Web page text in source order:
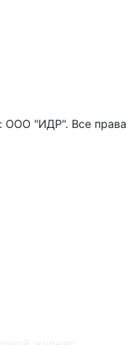
ООО "ИДР". Все права